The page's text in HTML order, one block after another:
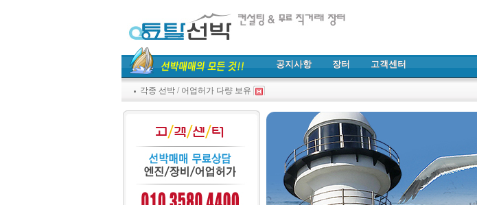
공지사항 장터 고객센터
각종 선박 / 어업허가 다량 보유